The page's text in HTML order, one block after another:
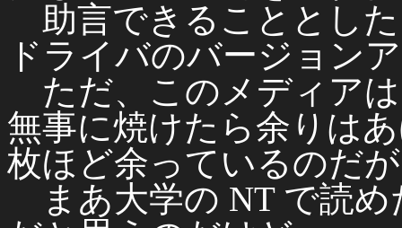
助言できることとし
ドライバのバージョン
ただ、このメディア
無事に焼けたら余りは
枚ほど余っているのだ
まあ大学の NT で読め